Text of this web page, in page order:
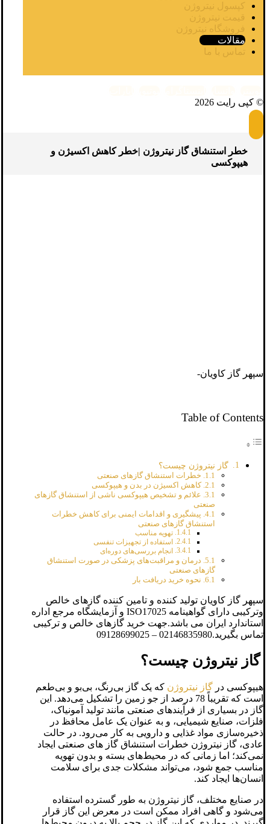
کپسول نیتروژن
قیمت نیتروژن
فروشگاه نیتروژن
مقالات
تماس با ما
© کپی رایت 2026
خطر استنشاق گاز نیتروژن |خطر کاهش اکسیژن و
هیپوکسی
سپهر گاز کاویان-
Table of Contents
گاز نیتروژن چیست؟
خطرات استنشاق گازهای صنعتی
کاهش اکسیژن در بدن و هیپوکسی
علائم و تشخیص هیپوکسی ناشی از استنشاق گازهای
صنعتی
پیشگیری و اقدامات ایمنی برای کاهش خطرات
استنشاق گازهای صنعتی
تهویه مناسب
استفاده از تجهیزات تنفسی
انجام بررسی‌های دوره‌ای
درمان و مراقبت‌های پزشکی در صورت استنشاق
گازهای صنعتی
نحوه خرید دریافت بار
سپهر گاز کاویان تولید کننده و تامین کننده گازهای خالص
وترکیبی دارای گواهینامه ISO17025 و آزمایشگاه مرجع اداره
استاندارد ایران می باشد.جهت خرید گازهای خالص و ترکیبی
تماس بگیرید.02146835980 – 09128699025
گاز نیتروژن چیست؟
هیپوکسی در گاز نیتروژن که یک گاز بی‌رنگ، بی‌بو و بی‌طعم
است که تقریباً 78 درصد از جو زمین را تشکیل می‌دهد. این
گاز در بسیاری از فرآیندهای صنعتی مانند تولید آمونیاک،
فلزات، صنایع شیمیایی، و به عنوان یک عامل محافظ در
ذخیره‌سازی مواد غذایی و دارویی به کار می‌رود. در حالت
عادی، گاز نیتروژن خطرات استنشاق گاز های صنعتی ایجاد
نمی‌کند؛ اما زمانی که در محیط‌های بسته و بدون تهویه
مناسب جمع شود، می‌تواند مشکلات جدی برای سلامت
انسان‌ها ایجاد کند.
در صنایع مختلف، گاز نیتروژن به طور گسترده استفاده
می‌شود و گاهی افراد ممکن است در معرض این گاز قرار